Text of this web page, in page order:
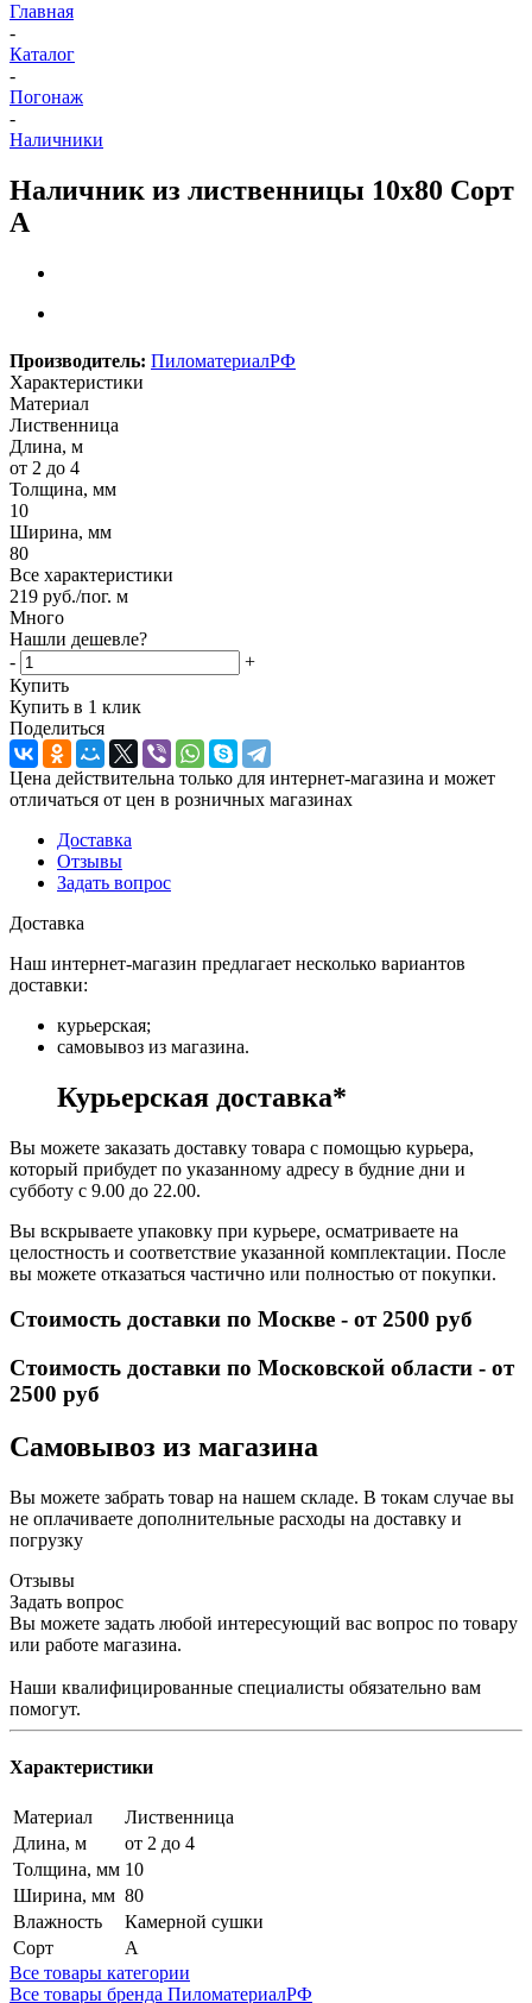
Главная
-
Каталог
-
Погонаж
-
Наличники
Наличник из лиственницы 10х80 Сорт
А
Производитель: ПиломатериалРФ
Характеристики
Материал
Лиственница
Длина, м
от 2 до 4
Толщина, мм
10
Ширина, мм
80
Все характеристики
219 руб./пог. м
Много
Нашли дешевле?
-
+
Купить
Купить в 1 клик
Поделиться
Цена действительна только для интернет-магазина и может
отличаться от цен в розничных магазинах
Доставка
Отзывы
Задать вопрос
Доставка
Наш интернет-магазин предлагает несколько вариантов
доставки:
курьерская;
самовывоз из магазина.
Курьерская доставка*
Вы можете заказать доставку товара с помощью курьера,
который прибудет по указанному адресу в будние дни и
субботу с 9.00 до 22.00.
Вы вскрываете упаковку при курьере, осматриваете на
целостность и соответствие указанной комплектации. После
вы можете отказаться частично или полностью от покупки.
Стоимость доставки по Москве - от 2500 руб
Стоимость доставки по Московской области - от
2500 руб
Самовывоз из магазина
Вы можете забрать товар на нашем складе. В токам случае вы
не оплачиваете дополнительные расходы на доставку и
погрузку
Отзывы
Задать вопрос
Вы можете задать любой интересующий вас вопрос по товару
или работе магазина.
Наши квалифицированные специалисты обязательно вам
помогут.
Характеристики
Материал
Лиственница
Длина, м
от 2 до 4
Толщина, мм 10
Ширина, мм 80
Влажность
Камерной сушки
Сорт
А
Все товары категории
Все товары бренда ПиломатериалРФ